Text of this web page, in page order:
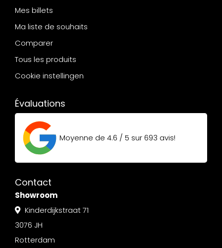
Mes billets
Ma liste de souhaits
Comparer
Tous les produits
Cookie instellingen
Évaluations
Moyenne de 4.6 / 5 sur693 avis!
Contact
Showroom
Kinderdijkstraat 71
3076 JH
Rotterdam